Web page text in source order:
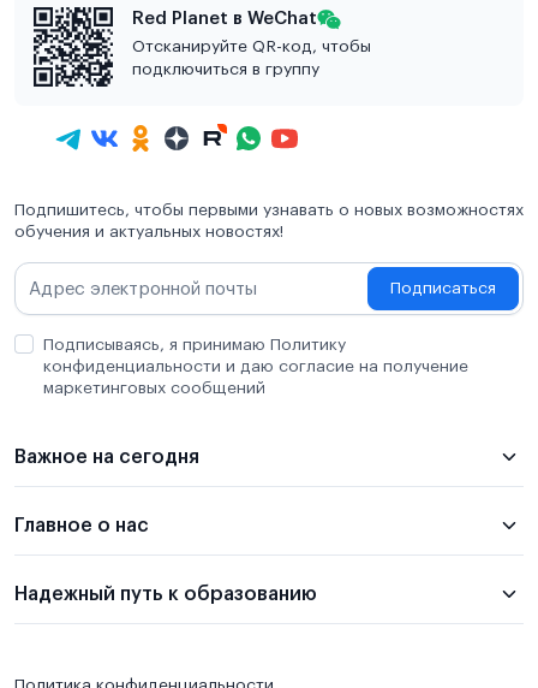
Red Planet в WeChat
Отсканируйте QR-код, чтобы
подключиться в группу
Подпишитесь, чтобы первыми узнавать о новых возможностях
обучения и актуальных новостях!
Подписаться
Подписываясь, я принимаю Политику
конфиденциальности и даю согласие на получение
маркетинговых сообщений
Важное на сегодня
Главное о нас
Надежный путь к образованию